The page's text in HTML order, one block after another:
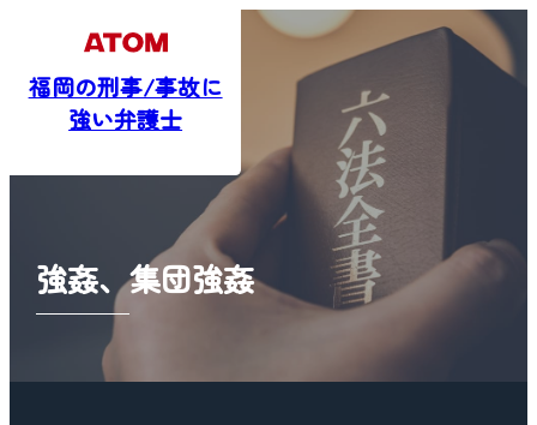
福岡の刑事/事故に
強姦、集団強姦